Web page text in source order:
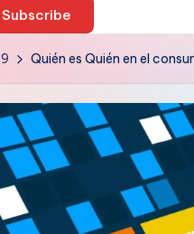
Subscribe
9 Quién es Quién en el